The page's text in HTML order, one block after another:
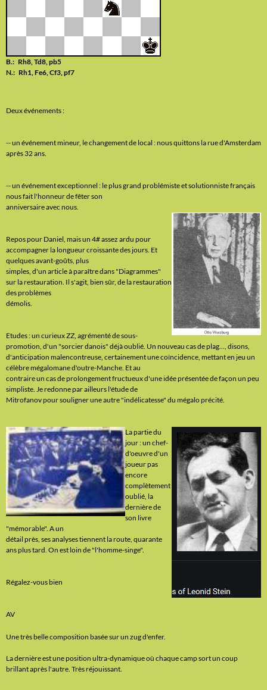
B.: Rh8, Td8, pb5
N.: Rh1, Fe6, Cf3, pf7
Deux événements :
-- un événement mineur, le changement de local : nous quittons la rue d'Amsterdam
après 32 ans.
-- un événement exceptionnel : le plus grand problémiste et solutionniste français
nous fait l'honneur de fêter son
anniversaire avec nous.
Repos pour Daniel, mais un 4# assez ardu pour
accompagner la longueur croissante des jours. Et
quelques avant-goûts, plus
simples, d'un article à paraître dans "Diagrammes"
sur la restauration. Il s'agit, bien sûr, de la restauration
des problèmes
démolis.
Etudes : un curieux ZZ, agrémenté de sous-
promotion, d'un "sorcier danois" déjà oublié. Un nouveau cas de plag..., disons,
d'anticipation malencontreuse, certainement une coïncidence, mettant en jeu un
célèbre mégalomane d'outre-Manche. Et au
contraire un cas de prolongement fructueux d'une idée présentée de façon un peu
simpliste. Je redonne par ailleurs l'étude de
Mitrofanov pour souligner une autre "indélicatesse" du mégalo précité.
La partie du
jour : un chef-
d'oeuvre d'un
joueur pas
encore
complètement
oublié, la
dernière de
son livre
"mémorable". A un
détail près, ses analyses tiennent la route, quarante
ans plus tard. On est loin de "l'homme-singe".
Régalez-vous bien
AV
Une très belle composition basée sur un zug d'enfer.
La dernière est une position ultra-dynamique où chaque camp sort un coup
brillant après l'autre. Très réjouissant.